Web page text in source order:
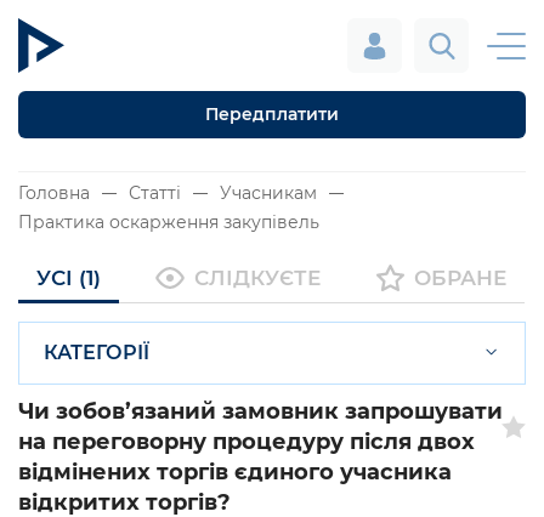
Передплатити
Головна Статті
Учасникам
Практика оскарження закупівель
УСІ (1) СЛІДКУЄТЕ ОБРАНЕ
КАТЕГОРІЇ
Чи зобов’язаний замовник запрошувати
на переговорну процедуру після двох
відмінених торгів єдиного учасника
відкритих торгів?